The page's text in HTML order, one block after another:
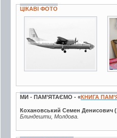
ЦІКАВІ ФОТО
МИ - ПАМ’ЯТАЄМО - «КНИГА
Кохановський Семен Денисович
Блиндешти, Молдова.